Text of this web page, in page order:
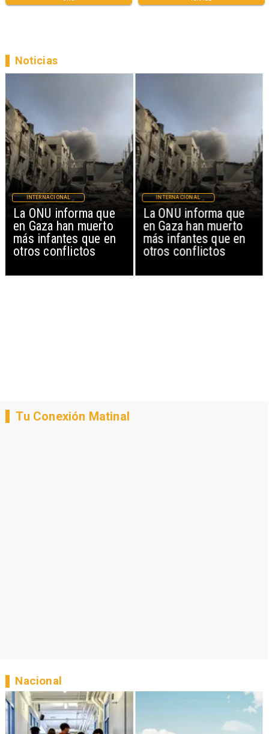
La ONU informa que
en Gaza han muerto
más infantes que en
otros conflictos
INTERNACIONAL
La ONU informa que
en Gaza han muerto
más infantes que en
otros conflictos
INTERNACIONAL
Noticias
Tu Conexión Matinal
Nacional